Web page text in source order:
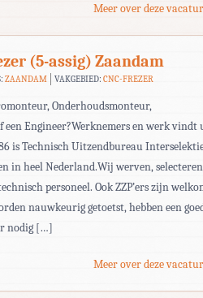
Meer over deze
(5-assig) Zaandam
ZAANDAM VAKGEBIED:CNC-FREZER
Onderhoudsmonteur,
Engineer?Werknemers en werk vindt
is Technisch Uitzendbureau
in heel Nederland.Wij werven,
personeel. Ook ZZP’ers zijn
nauwkeurig getoetst, hebben een
nodig […]
Meer over deze